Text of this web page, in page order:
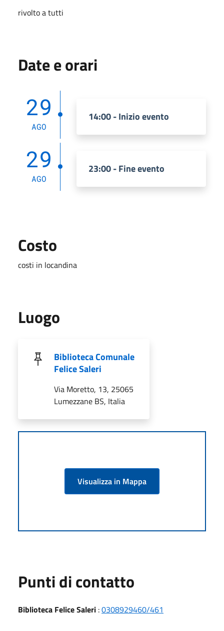
rivolto a tutti
Date e orari
29
AGO
14:00 - Inizio evento
29
AGO
23:00 - Fine evento
Costo
costi in locandina
Luogo
Biblioteca Comunale
Felice Saleri
Via Moretto, 13, 25065
Lumezzane BS, Italia
Visualizza in Mappa
Punti di contatto
Biblioteca Felice Saleri :0308929460/461